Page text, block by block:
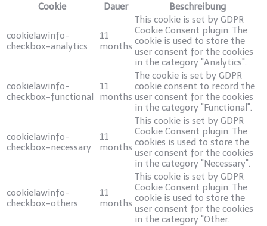
Cookie
Dauer Beschreibung
cookielawinfo-
checkbox-analytics
11
months
This cookie is set by GDPR
Cookie Consent plugin. The
cookie is used to store the
user consent for the cookies
in the category "Analytics".
cookielawinfo-
checkbox-functional
11
months
The cookie is set by GDPR
cookie consent to record the
user consent for the cookies
in the category "Functional".
cookielawinfo-
checkbox-necessary
11
months
This cookie is set by GDPR
Cookie Consent plugin. The
cookies is used to store the
user consent for the cookies
in the category "Necessary".
cookielawinfo-
checkbox-others
11
months
This cookie is set by GDPR
Cookie Consent plugin. The
cookie is used to store the
user consent for the cookies
in the category "Other.